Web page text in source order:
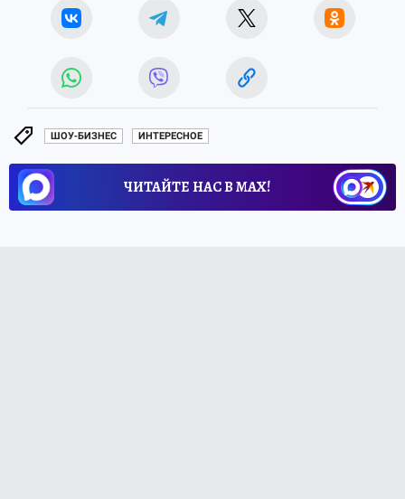
ШОУ-БИЗНЕС ИНТЕРЕСНОЕ
ЧИТАЙТЕ НАС В МАХ!